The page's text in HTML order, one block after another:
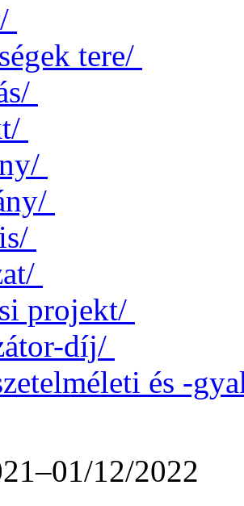
tere/
projekt/
díj/
és -
12/2022